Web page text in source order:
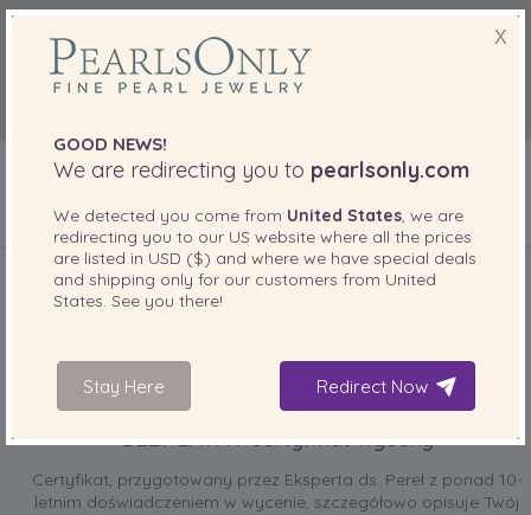
DOŁĄCZONE DO TWOJEGO PRODUKTU
BEZPŁATNY certyfikat wyceny
Certyfikat, przygotowany przez Eksperta ds. Pereł z ponad 10-
letnim doświadczeniem w wycenie, szczegółowo opisuje Twój
X
GOOD NEWS!
We are redirecting you to pearlsonly.com
We detected you come from United States , we are
redirecting you to our US website where all the prices
are listed in USD ($) and where we have special deals
and shipping only for our customers from United
States . See you there!
Stay Here Redirect Now